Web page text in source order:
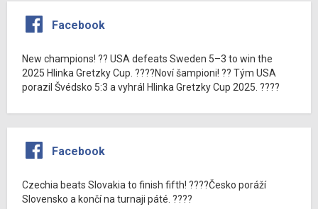
Facebook
New champions! ?? USA defeats Sweden 5–3 to win the
2025 Hlinka Gretzky Cup. ????Noví šampioni! ?? Tým USA
porazil Švédsko 5:3 a vyhrál Hlinka Gretzky Cup 2025. ????
Facebook
Czechia beats Slovakia to finish fifth! ????Česko poráží
Slovensko a končí na turnaji páté. ????